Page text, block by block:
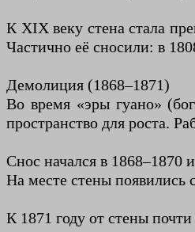
К XIX веку стена стала
Частично её сносили: в
Демолиция (1868–1871)
Во время «эры гуано»
пространство для роста.
Снос начался в 1868–1870
На месте стены
К 1871 году от стены почти